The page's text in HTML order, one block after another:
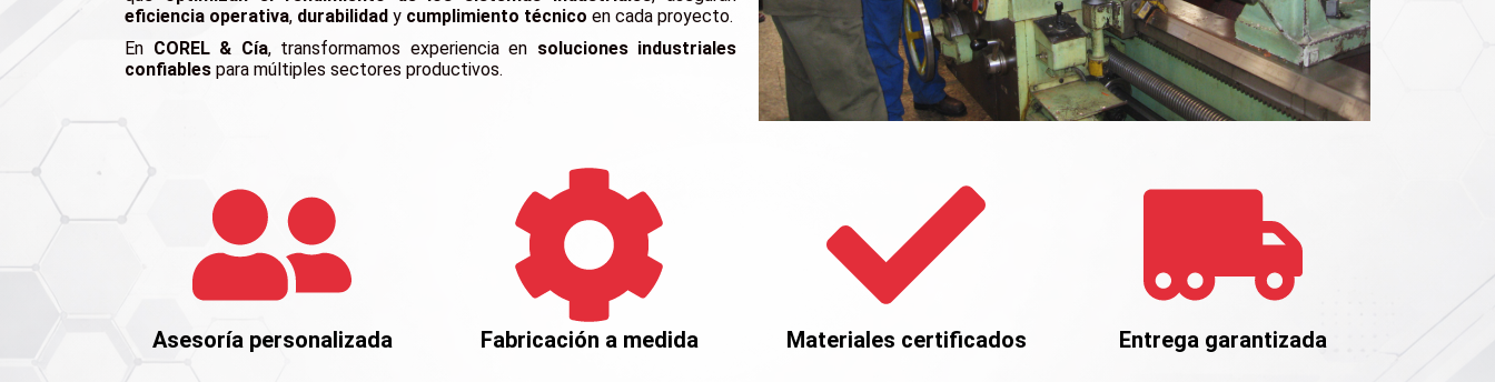
eficiencia operativa, durabilidad y cumplimiento técnico en cada proyecto.
En COREL & Cía, transformamos experiencia en soluciones industriales
confiables para múltiples sectores productivos.
Asesoría personalizada Fabricación a medida Materiales certificados Entrega garantizada